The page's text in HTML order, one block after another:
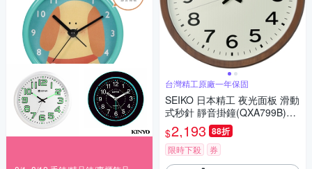
台灣精工原廠一年保固
SEIKO 日本精工 夜光面板 滑動
式秒針 靜音掛鐘(QXA799B)40
cm
$2,193 88折
限時下殺 券